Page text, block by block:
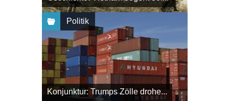
Politik
Konjunktur: Trumps Zölle drohe...